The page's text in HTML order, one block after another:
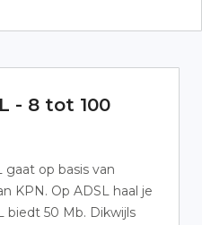
- 8 tot 100
gaat op basis van
KPN. Op ADSL haal je
biedt 50 Mb. Dikwijls